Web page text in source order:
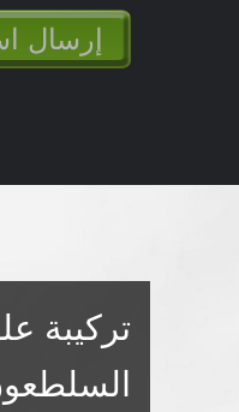
السلطعون
مسحوق السمك 20%